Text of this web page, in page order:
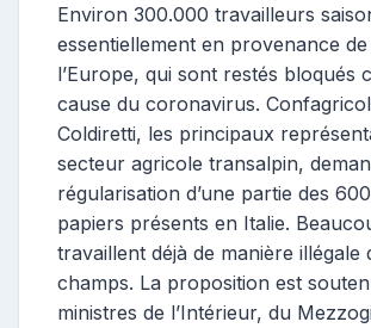
Environ 300.000 travailleurs
essentiellement en provenance de
l’Europe, qui sont restés bloqués
cause du coronavirus.
Coldiretti, les principaux
secteur agricole transalpin,
régularisation d’une partie des
papiers présents en Italie.
travaillent déjà de manière illégale
champs. La proposition est
ministres de l’Intérieur, du